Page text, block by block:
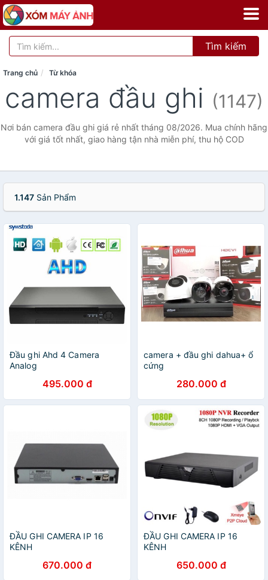
Tìm kiếm
Trang chủ Từ khóa
camera đầu ghi (1147)
Nơi bán camera đầu ghi giá rẻ nhất tháng 08/2026. Mua chính hãng
với giá tốt nhất, giao hàng tận nhà miễn phí, thu hộ COD
1.147 Sản Phẩm
Đầu ghi Ahd 4 Camera
Analog
495.000 đ
camera + đầu ghi dahua+ ổ
cứng
280.000 đ
ĐẦU GHI CAMERA IP 16
KÊNH
670.000 đ
ĐẦU GHI CAMERA IP 16
KÊNH
650.000 đ